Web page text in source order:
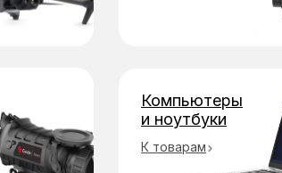
К товарам
Компьютеры
и ноутбуки